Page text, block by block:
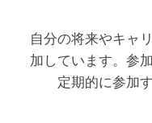
自分の将来やキャ
加しています。参
定期的に参加